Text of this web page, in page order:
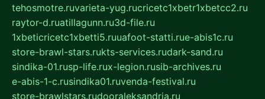
tehosmotre.ruvarieta-yug.rucricetc1xbetr1xbetcc2.ru
raytor-d.ruatillagunn.ru3d-file.ru
1xbeticricetc1xbetti5.ruuafoot-statti.rue-abis1c.ru
store-brawl-stars.rukts-services.rudark-sand.ru
sindika-01.rusp-life.rux-legion.rusib-archives.ru
e-abis-1-c.rusindika01.ruvenda-festival.ru
store-brawlstars.rudooraleksandria.ru